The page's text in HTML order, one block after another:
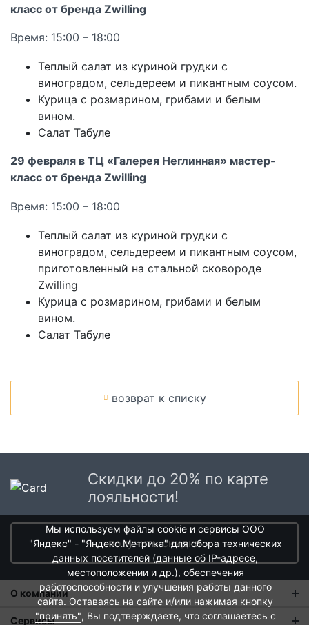
класс от бренда Zwilling
Время: 15:00 – 18:00
Теплый салат из куриной грудки с
виноградом, сельдереем и пикантным соусом.
Курица с розмарином, грибами и белым
вином.
Салат Табуле
29 февраля в ТЦ «Галерея Неглинная» мастер-
класс от бренда Zwilling
Время: 15:00 – 18:00
Теплый салат из куриной грудки с
виноградом, сельдереем и пикантным соусом,
приготовленный на стальной сковороде
Zwilling
Курица с розмарином, грибами и белым
вином.
Салат Табуле
возврат к списку
Скидки до 20% по карте
лояльности!
получить скидки
О компании
О нас
Сервисы
Мы используем файлы cookie и сервисы ООО
"Яндекс" - "Яндекс.Метрика" для сбора технических
данных посетителей (данные об IP-адресе,
местоположении и др.), обеспечения
работоспособности и улучшения работы данного
сайта. Оставаясь на сайте и/или нажимая кнопку
"принять", Вы подтверждаете, что соглашаетесь с